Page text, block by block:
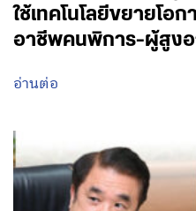
ใช้เทคโนโลยีขยายโอ
อาชีพคนพิการ-ผู้สูง
อ่านต่อ